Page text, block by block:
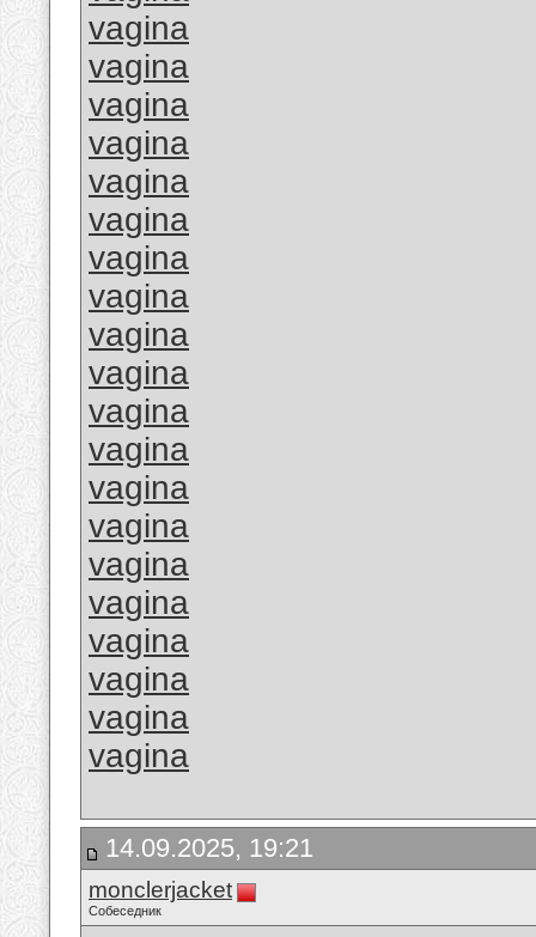
vagina
vagina
vagina
vagina
vagina
vagina
vagina
vagina
vagina
vagina
vagina
vagina
vagina
vagina
vagina
vagina
vagina
vagina
vagina
vagina
14.09.2025, 19:21
monclerjacket
Собеседник